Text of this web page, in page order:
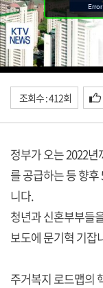
조회수 : 412회
정부가 오는 2022
를 공급하는 등 향
니다.
청년과 신혼부부들
보도에 문기혁 기잡
주거복지 로드맵의